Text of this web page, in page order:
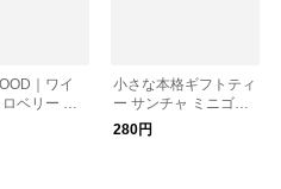
｜ワイ
ベリー テ
WSN-30T
小さな本格ギフトティ
ー サンチャ ミニゴー
ルデンパッグティー
280円